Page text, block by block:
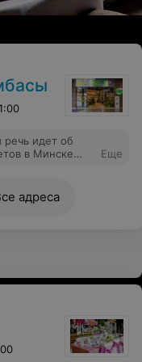
речь идет об
в Минске
20-00. Из-за
что никто
Оказалось,
нам
Еще
адреса